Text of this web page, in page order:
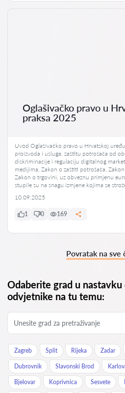
Oglašivačko pravo u
praksa 2025
Uvod Oglašivačko pravo u Hrvatskoj
proizvoda i usluga, zaštitu potrošača od
diskriminacije i regulaciju digitalnog
medijima, Zakon o zaštiti potrošača,
Zakon o trgovini, uz obveznu primjenu
stupile su na snagu izmjene kojima se
10.09.2025
1 0 169
Povratak na sve
Odaberite grad u nastavku
odvjetnike na tu temu:
Zagreb Split Rijeka Zadar
Dubrovnik Slavonski Brod
Bjelovar Koprivnica Sesvete